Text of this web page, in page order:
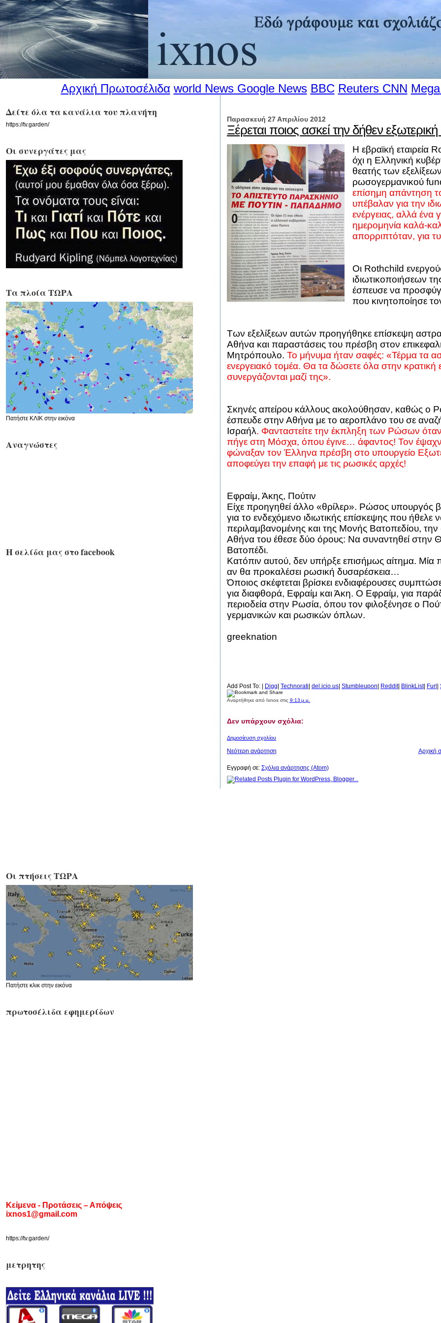
Αρχική Πρωτοσέλιδα world News Google News BBC Reuters CNN Mega
Παρασκευή 27 Απριλίου 2012
Ξέρεται ποιος ασκεί την δήθεν
Η εβραϊκή εταιρεία
όχι η Ελληνική
θεατής των
ρωσογερμανικού
επίσημη απάντηση
υπέβαλαν για την
ενέργειας, αλλά ένα
ημερομηνία καλά-
απορριπτόταν, για
Οι Rothchild
ιδιωτικοποιήσεων
έσπευσε να
που κινητοποίησε
Των εξελίξεων αυτών προηγήθηκε επίσκεψη
Αθήνα και παραστάσεις του πρέσβη στον
Μητρόπουλο. Το μήνυμα ήταν σαφές: «Τέρμα τα
ενεργειακό τομέα. Θα τα δώσετε όλα στην κρατική
συνεργάζονται μαζί της».
Σκηνές απείρου κάλλους ακολούθησαν, καθώς ο
έσπευδε στην Αθήνα με το αεροπλάνο του σε
Ισραήλ. Φανταστείτε την έκπληξη των Ρώσων
πήγε στη Μόσχα, όπου έγινε… άφαντος! Τον
φώναξαν τον Έλληνα πρέσβη στο υπουργείο
αποφεύγει την επαφή με τις ρωσικές αρχές!
Εφραίμ, Άκης, Πούτιν
Είχε προηγηθεί άλλο «θρίλερ». Ρώσος
για το ενδεχόμενο ιδιωτικής επίσκεψης που
περιλαμβανομένης και της Μονής Βατοπεδίου, την
Αθήνα του έθεσε δύο όρους: Να συναντηθεί στην
Βατοπέδι.
Κατόπιν αυτού, δεν υπήρξε επισήμως αίτημα. Μία
αν θα προκαλέσει ρωσική δυσαρέσκεια…
Όποιος σκέφτεται βρίσκει ενδιαφέρουσες
για διαφθορά, Εφραίμ και Άκη. Ο Εφραίμ, για
περιοδεία στην Ρωσία, όπου τον φιλοξένησε ο
γερμανικών και ρωσικών όπλων.
greeknation
Add Post To: | Digg Technorati del.icio.us| Stumbleupon Reddit| BlinkList| Furl
Αναρτήθηκε από Ixnos στις 9:13 μ.μ.
Δεν υπάρχουν σχόλια:
Δημοσίευση σχολίου
Νεότερη ανάρτηση Αρχική
Εγγραφή σε: Σχόλια ανάρτησης (Atom)
Δείτε όλα τα κανάλια του πλανήτη
https://tv.garden/
Οι συνεργάτες μας
Τα πλοία ΤΩΡΑ
Πατήστε ΚΛΙΚ στην εικόνα
Αναγνώστες
Η σελίδα μας στο facebook
Οι πτήσεις ΤΩΡΑ
Πατήστε κλικ στην εικόνα
πρωτοσέλιδα εφημερίδων
Κείμενα - Προτάσεις – Απόψεις
ixnos1@gmail.com
https://tv.garden/
μετρητης